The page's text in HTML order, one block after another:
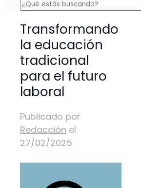
Transformando
la educación
tradicional
para el futuro
laboral
Publicado por
Redacción el
27/02/2025